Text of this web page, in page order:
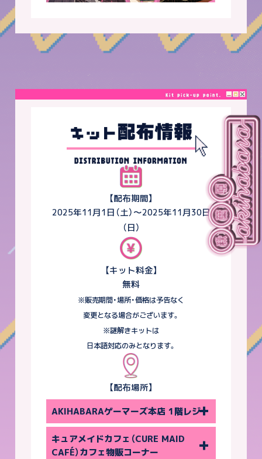
【配布期間】
2025年11月1日（土）～2025年11月30日
（日）
【キット料金】
無料
※販売期間・場所・価格は予告なく
変更となる場合がございます。
※謎解きキットは
日本語対応のみとなります。
【配布場所】
AKIHABARAゲーマーズ本店 1階レジ
営業時間：【平日】[1F]10:00～22:00 /
[3F～7F]11:00～21:00
キュアメイドカフェ（CURE MAID
CAFÉ）カフェ物販コーナー